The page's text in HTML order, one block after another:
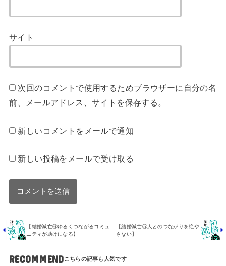
サイト
次回のコメントで使用するためブラウザーに自分の名
前、メールアドレス、サイトを保存する。
新しいコメントをメールで通知
新しい投稿をメールで受け取る
【結婚滅亡⑥ゆるくつながるコミュ
ニティが助けになる】
【結婚滅亡⑤人とのつながりを絶や
さない】
RECOMMEND